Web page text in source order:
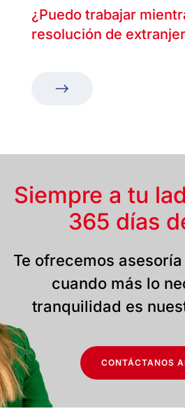
¿Puedo trabajar
resolución de
Siempre a tu
365 días
Te ofrecemos
cuando más lo
tranquilidad es
CONTÁCTANOS